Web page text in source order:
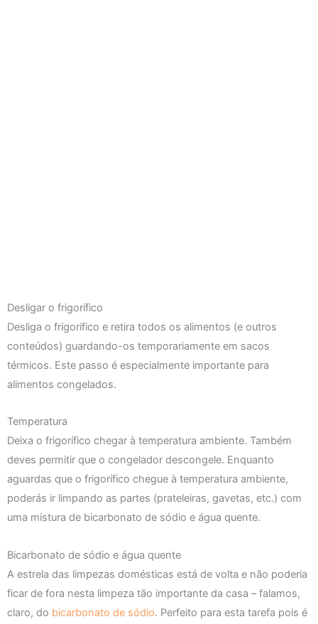
Desligar o frigorífico
Desliga o frigorífico e retira todos os alimentos (e outros
conteúdos) guardando-os temporariamente em sacos
térmicos. Este passo é especialmente importante para
alimentos congelados.
Temperatura
Deixa o frigorífico chegar à temperatura ambiente. Também
deves permitir que o congelador descongele. Enquanto
aguardas que o frigorífico chegue à temperatura ambiente,
poderás ir limpando as partes (prateleiras, gavetas, etc.) com
uma mistura de bicarbonato de sódio e água quente.
Bicarbonato de sódio e água quente
A estrela das limpezas domésticas está de volta e não poderia
ficar de fora nesta limpeza tão importante da casa – falamos,
claro, do bicarbonato de sódio. Perfeito para esta tarefa pois é